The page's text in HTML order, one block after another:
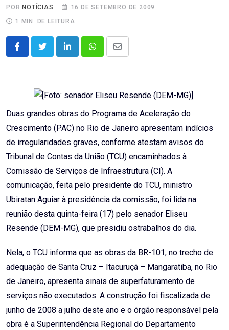
POR NOTÍCIAS
16 DE SETEMBRO DE 2009
1 MIN. DE LEITURA
LinkedInWhatsappShare
Duas grandes obras do Programa de Aceleração do
Crescimento (PAC) no Rio de Janeiro apresentam indícios
de irregularidades graves, conforme atestam avisos do
Tribunal de Contas da União (TCU) encaminhados à
Comissão de Serviços de Infraestrutura (CI). A
comunicação, feita pelo presidente do TCU, ministro
Ubiratan Aguiar à presidência da comissão, foi lida na
reunião desta quinta-feira (17) pelo senador Eliseu
Resende (DEM-MG), que presidiu ostrabalhos do dia.
Nela, o TCU informa que as obras da BR-101, no trecho de
adequação de Santa Cruz – Itacuruçá – Mangaratiba, no Rio
de Janeiro, apresenta sinais de superfaturamento de
serviços não executados. A construção foi fiscalizada de
junho de 2008 a julho deste ano e o órgão responsável pela
obra é a Superintendência Regional do Departamento